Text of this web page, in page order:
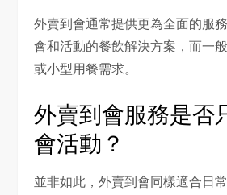
外賣到會通常提供更為全面的服
會和活動的餐飲解決方案，而一
或小型用餐需求。
外賣到會服務是否
會活動？
並非如此，外賣到會同樣適合日